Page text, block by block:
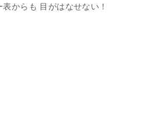
からも 目がはなせない！